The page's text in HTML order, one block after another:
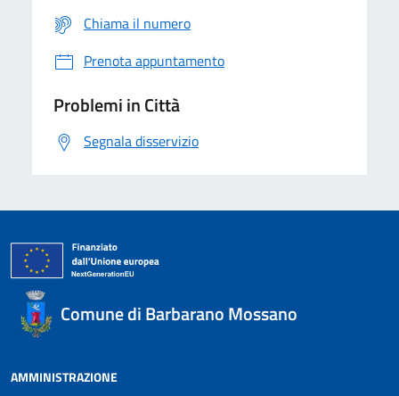
Chiama il numero
Prenota appuntamento
Problemi in Città
Segnala disservizio
Comune di Barbarano Mossano
AMMINISTRAZIONE